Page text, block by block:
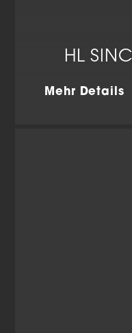
HL
Mehr Details